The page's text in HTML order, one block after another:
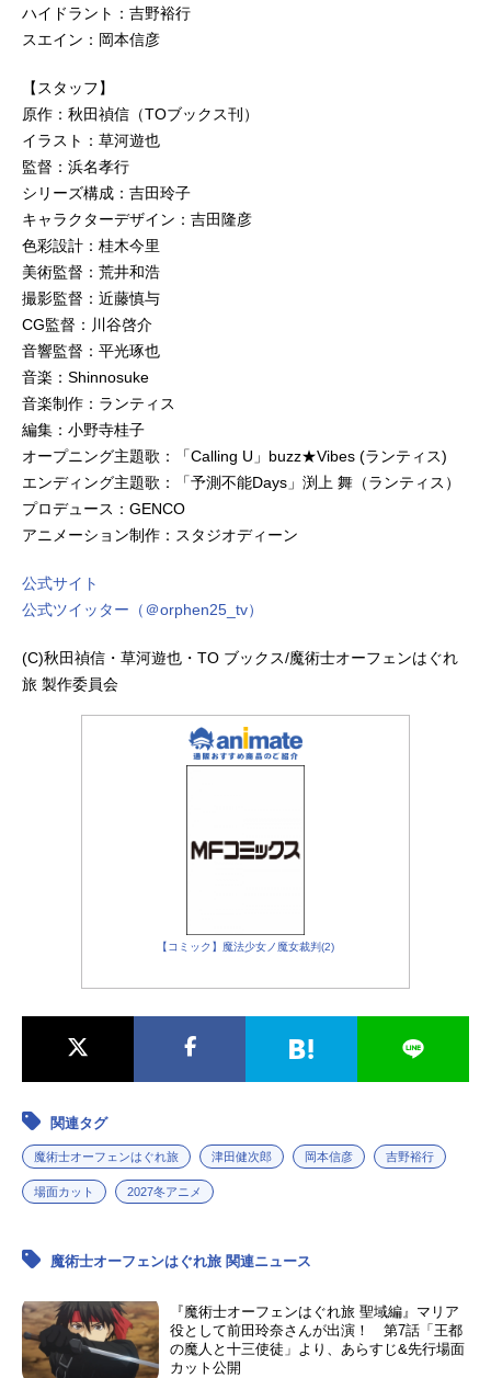
ハイドラント：吉野裕行
スエイン：岡本信彦
【スタッフ】
原作：秋田禎信（TOブックス刊）
イラスト：草河遊也
監督：浜名孝行
シリーズ構成：吉田玲子
キャラクターデザイン：吉田隆彦
色彩設計：桂木今里
美術監督：荒井和浩
撮影監督：近藤慎与
CG監督：川谷啓介
音響監督：平光琢也
音楽：Shinnosuke
音楽制作：ランティス
編集：小野寺桂子
オープニング主題歌：「Calling U」buzz★Vibes (ランティス)
エンディング主題歌：「予測不能Days」渕上 舞（ランティス）
プロデュース：GENCO
アニメーション制作：スタジオディーン
公式サイト
公式ツイッター（＠orphen25_tv）
(C)秋田禎信・草河遊也・TO ブックス/魔術士オーフェンはぐれ
旅 製作委員会
【コミック】魔法少女ノ魔女裁判(2)
関連タグ
魔術士オーフェンはぐれ旅 津田健次郎 岡本信彦 吉野裕行
場面カット 2027冬アニメ
魔術士オーフェンはぐれ旅 関連ニュース
『魔術士オーフェンはぐれ旅 聖域編』マリア
役として前田玲奈さんが出演！ 第7話「王都
の魔人と十三使徒」より、あらすじ&先行場面
カット公開